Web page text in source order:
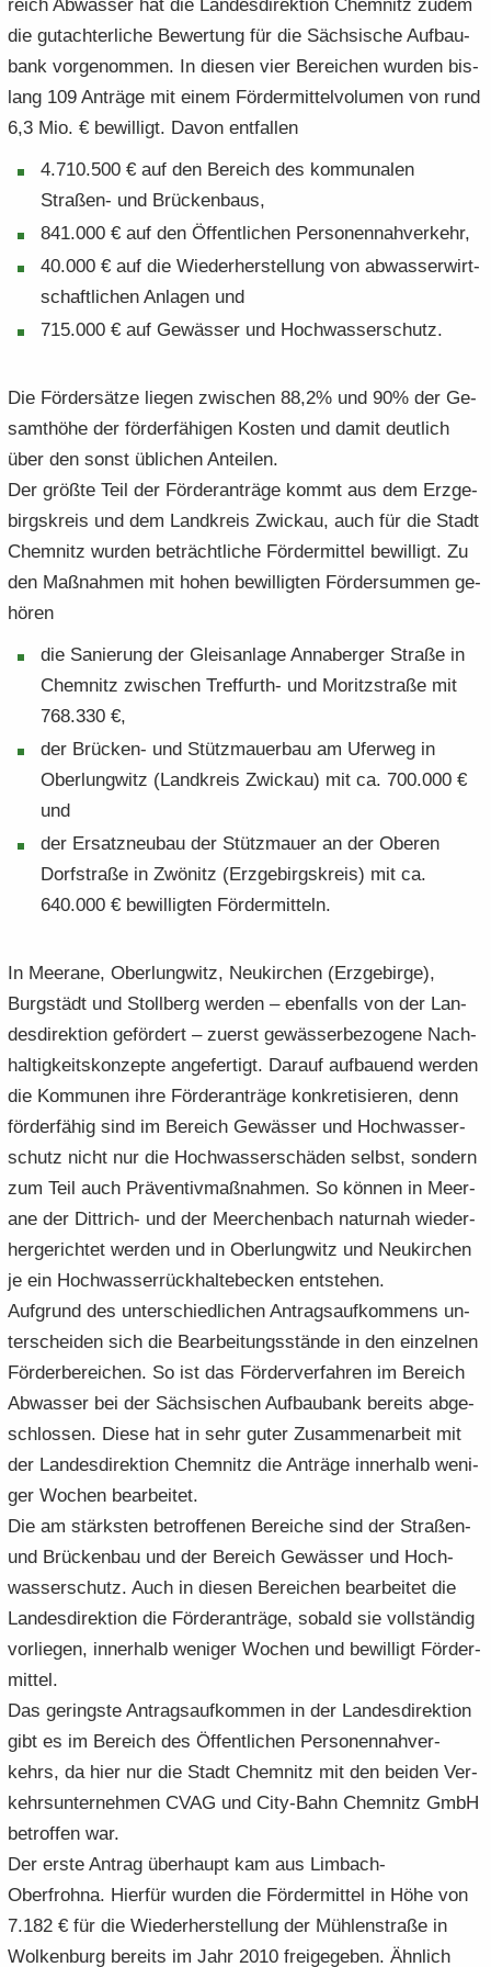
reich Ab­was­ser hat die Lan­des­di­rek­ti­on Chem­nitz zudem
die gut­ach­ter­li­che Be­wer­tung für die Säch­si­sche Auf­bau­
bank vor­ge­nom­men. In die­sen vier Be­rei­chen wur­den bis­
lang 109 An­trä­ge mit einem För­der­mit­tel­vo­lu­men von rund
6,3 Mio. € be­wil­ligt. Davon ent­fal­len
4.710.500 € auf den Be­reich des kom­mu­na­len
Straßen-​ und Brü­cken­baus,
841.000 € auf den Öf­fent­li­chen Per­so­nen­nah­ver­kehr,
40.000 € auf die Wie­der­her­stel­lung von ab­was­ser­wirt­
schaft­li­chen An­la­gen und
715.000 € auf Ge­wäs­ser und Hoch­was­ser­schutz.
Die För­der­sät­ze lie­gen zwi­schen 88,2% und 90% der Ge­
samt­hö­he der för­der­fä­hi­gen Kos­ten und damit deut­lich
über den sonst üb­li­chen An­tei­len.
Der größ­te Teil der För­der­an­trä­ge kommt aus dem Erz­ge­
birgs­kreis und dem Land­kreis Zwi­ckau, auch für die Stadt
Chem­nitz wur­den be­trächt­li­che För­der­mit­tel be­wil­ligt. Zu
den Maß­nah­men mit hohen be­wil­lig­ten För­der­sum­men ge­
hö­ren
die Sa­nie­rung der Gleis­an­la­ge An­na­ber­ger Stra­ße in
Chem­nitz zwi­schen Treffurth-​ und Mo­ritz­stra­ße mit
768.330 €,
der Brücken-​ und Stütz­mau­er­bau am Ufer­weg in
Ober­lung­witz (Land­kreis Zwi­ckau) mit ca. 700.000 €
und
der Er­satz­neu­bau der Stütz­mau­er an der Obe­ren
Dorf­stra­ße in Zwö­nitz (Erz­ge­birgs­kreis) mit ca.
640.000 € be­wil­lig­ten För­der­mit­teln.
In Meer­a­ne, Ober­lung­witz, Neu­kir­chen (Erz­ge­bir­ge),
Burg­städt und Stoll­berg wer­den – eben­falls von der Lan­
des­di­rek­ti­on ge­för­dert – zu­erst ge­wäs­ser­be­zo­ge­ne Nach­
hal­tig­keits­kon­zep­te an­ge­fer­tigt. Dar­auf auf­bau­end wer­den
die Kom­mu­nen ihre För­der­an­trä­ge kon­kre­ti­sie­ren, denn
för­der­fä­hig sind im Be­reich Ge­wäs­ser und Hoch­was­ser­
schutz nicht nur die Hoch­was­ser­schä­den selbst, son­dern
zum Teil auch Prä­ven­tiv­maß­nah­men. So kön­nen in Meer­
a­ne der Dittrich-​ und der Meer­chen­bach na­tur­nah wie­der­
her­ge­rich­tet wer­den und in Ober­lung­witz und Neu­kir­chen
je ein Hoch­was­ser­rück­hal­te­be­cken ent­ste­hen.
Auf­grund des un­ter­schied­li­chen An­trags­auf­kom­mens un­
ter­schei­den sich die Be­ar­bei­tungs­stän­de in den ein­zel­nen
För­der­be­rei­chen. So ist das För­der­ver­fah­ren im Be­reich
Ab­was­ser bei der Säch­si­schen Auf­bau­bank be­reits ab­ge­
schlos­sen. Diese hat in sehr guter Zu­sam­men­ar­beit mit
der Lan­des­di­rek­ti­on Chem­nitz die An­trä­ge in­ner­halb we­ni­
ger Wo­chen be­ar­bei­tet.
Die am stärks­ten be­trof­fe­nen Be­rei­che sind der Straßen-​
und Brü­cken­bau und der Be­reich Ge­wäs­ser und Hoch­
was­ser­schutz. Auch in die­sen Be­rei­chen be­ar­bei­tet die
Lan­des­di­rek­ti­on die För­der­an­trä­ge, so­bald sie voll­stän­dig
vor­lie­gen, in­ner­halb we­ni­ger Wo­chen und be­wil­ligt För­der­
mit­tel.
Das ge­rings­te An­trags­auf­kom­men in der Lan­des­di­rek­ti­on
gibt es im Be­reich des Öf­fent­li­chen Per­so­nen­nah­ver­
kehrs, da hier nur die Stadt Chem­nitz mit den bei­den Ver­
kehrs­un­ter­neh­men CVAG und City-​Bahn Chem­nitz GmbH
be­trof­fen war.
Der erste An­trag über­haupt kam aus Limbach-​
Oberfrohna. Hier­für wur­den die För­der­mit­tel in Höhe von
7.182 € für die Wie­der­her­stel­lung der Müh­len­stra­ße in
Wol­ken­burg be­reits im Jahr 2010 frei­ge­ge­ben. Ähn­lich